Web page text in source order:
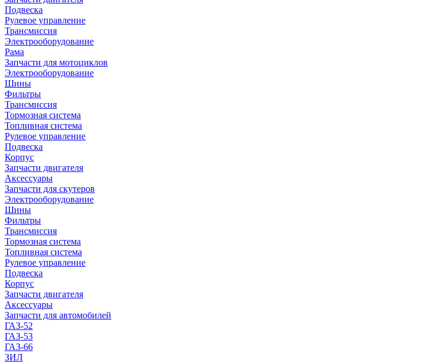
Подвеска
Рулевое управление
Трансмиссия
Электрооборудование
Рама
Запчасти для мотоциклов
Электрооборудование
Шины
Фильтры
Трансмиссия
Тормозная система
Топливная система
Рулевое управление
Подвеска
Корпус
Запчасти двигателя
Аксессуары
Запчасти для скутеров
Электрооборудование
Шины
Фильтры
Трансмиссия
Тормозная система
Топливная система
Рулевое управление
Подвеска
Корпус
Запчасти двигателя
Аксессуары
Запчасти для автомобилей
ГАЗ-52
ГАЗ-53
ГАЗ-66
ЗИЛ